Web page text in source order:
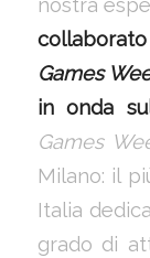
nostra
Games
in onda
Games
Milano: il
Italia
grado di